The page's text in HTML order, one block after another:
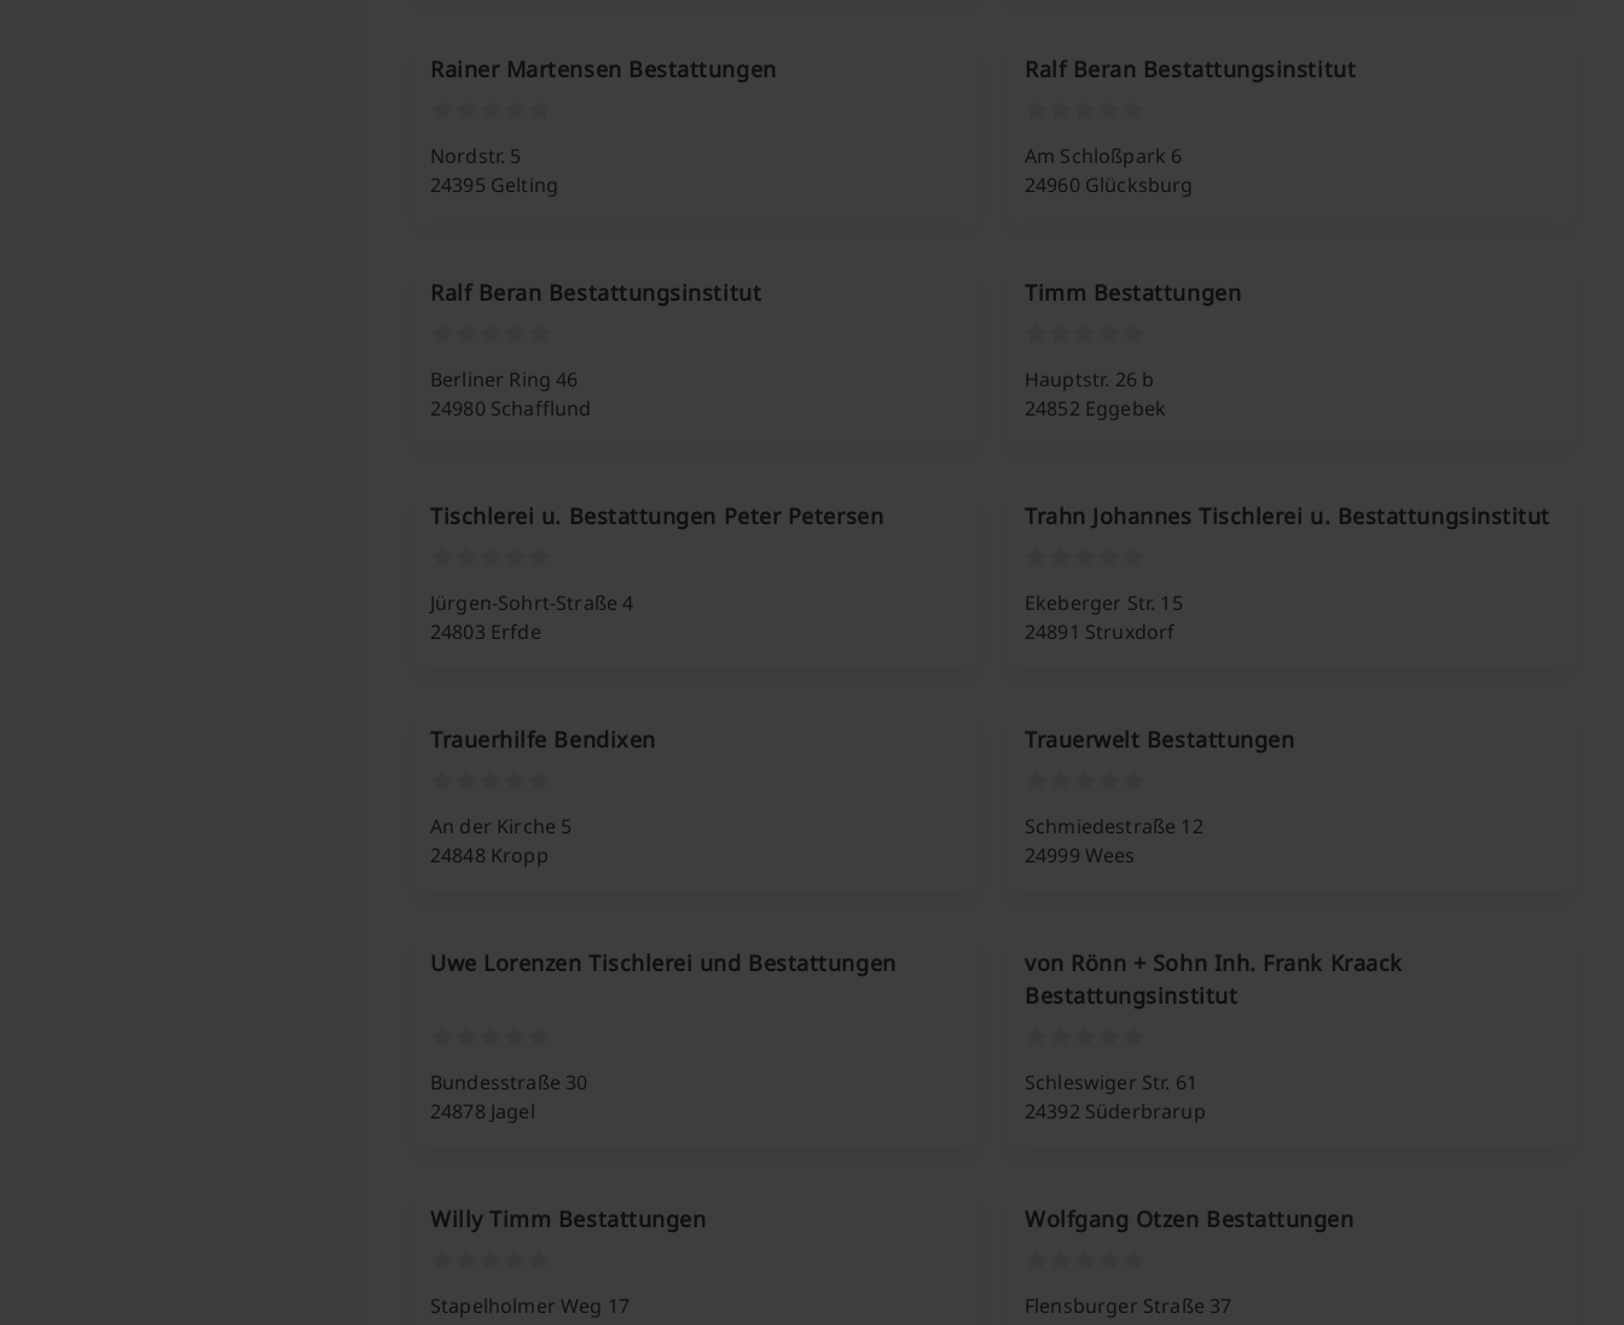
Rainer Martensen Bestattungen
Nordstr. 5
24395 Gelting
Ralf Beran Bestattungsinstitut
Am Schloßpark 6
24960 Glücksburg
Ralf Beran Bestattungsinstitut
Berliner Ring 46
24980 Schafflund
Timm Bestattungen
Hauptstr. 26 b
24852 Eggebek
Tischlerei u. Bestattungen Peter Petersen
Jürgen-Sohrt-Straße 4
24803 Erfde
Trahn Johannes Tischlerei u. Bestattungsinstitut
Ekeberger Str. 15
24891 Struxdorf
Trauerhilfe Bendixen
An der Kirche 5
24848 Kropp
Trauerwelt Bestattungen
Schmiedestraße 12
24999 Wees
Uwe Lorenzen Tischlerei und Bestattungen
Bundesstraße 30
24878 Jagel
von Rönn + Sohn Inh. Frank Kraack
Bestattungsinstitut
Schleswiger Str. 61
24392 Süderbrarup
Willy Timm Bestattungen
Stapelholmer Weg 17
Wolfgang Otzen Bestattungen
Flensburger Straße 37